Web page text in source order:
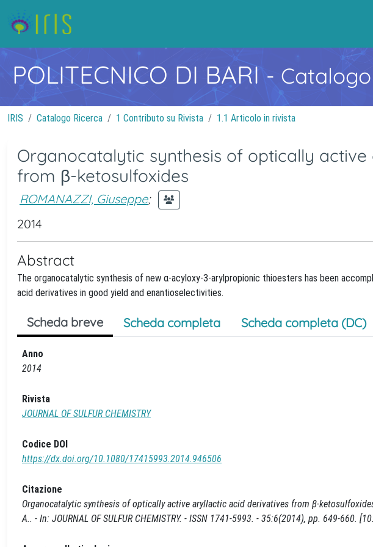
POLITECNICO DI BARI-
IRIS Catalogo Ricerca 1 Contributo su Rivista 1.1 Articolo in rivista
Organocatalytic synthesis of optically
from β-ketosulfoxides
ROMANAZZI, Giuseppe;
2014
Abstract
The organocatalytic synthesis of new α-acyloxy-3-arylpropionic thioesters has been
acid derivatives in good yield and enantioselectivities.
Scheda breve Scheda completa Scheda completa (DC)
Anno
2014
Rivista
JOURNAL OF SULFUR CHEMISTRY
Codice DOI
https://dx.doi.org/10.1080/17415993.2014.946506
Citazione
Organocatalytic synthesis of optically active aryllactic acid derivatives from β-
A.. - In: JOURNAL OF SULFUR CHEMISTRY. - ISSN 1741-5993. - 35:6(2014), pp. 649-660.